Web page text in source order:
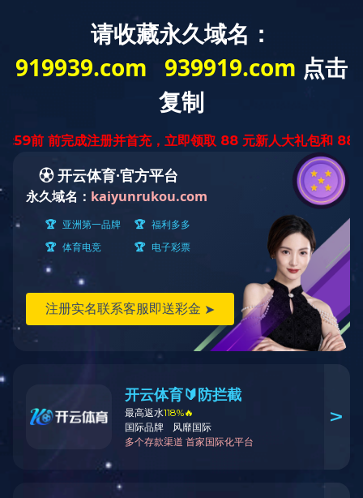
产品详情
RH型
RH系列EMI抑制铁氧体磁珠管芯，通常用于绕线的圆形电缆，以在